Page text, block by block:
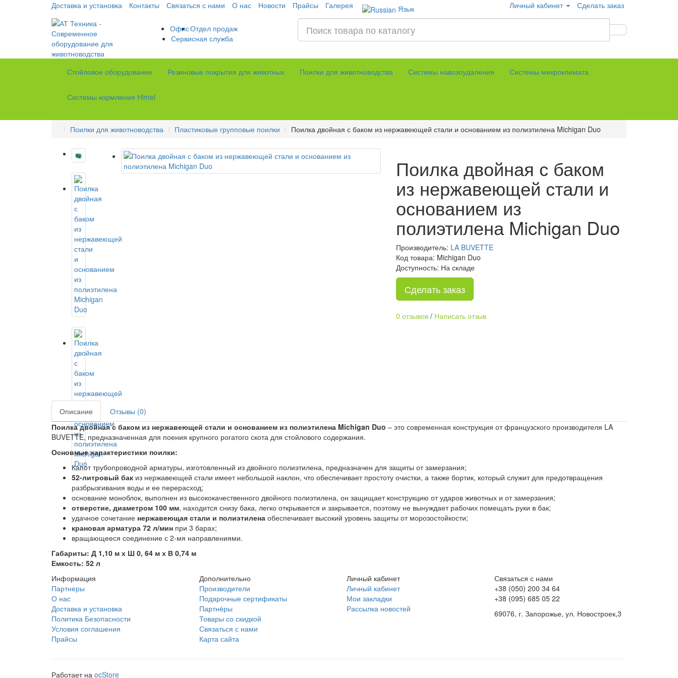
Доставка и установка Контакты Связаться с нами О нас Новости Прайсы Галерея Язык Личный кабинет Сделать заказ
ОфисОтдел продаж
Сервисная служба
Стойловое оборудование Резиновые покрытия для животных Поилки для животноводства Системы навозоудаления Системы микроклимата
Системы кормления Himel
Поилки для животноводства Пластиковые групповые поилки Поилка двойная с баком из нержавеющей стали и основанием из полиэтилена Michigan Duo
Поилка двойная с баком
из нержавеющей стали и
основанием из
полиэтилена Michigan Duo
Производитель: LA BUVETTE
Код товара: Michigan Duo
Доступность: На складе
Сделать заказ
0 отзывов/ Написать отзыв
Описание
Отзывы (0)
Поилка двойная с баком из нержавеющей стали и основанием из полиэтилена Michigan Duo – это современная конструкция от французского производителя LA
BUVETTE, предназначенная для поения крупного рогатого скота для стойлового содержания.
Основные характеристики поилки:
Капот трубопроводной арматуры, изготовленный из двойного полиэтилена, предназначен для защиты от замерзания;
52-литровый бак из нержавеющей стали имеет небольшой наклон, что обеспечивает простоту очистки, а также бортик, который служит для предотвращения
разбрызгивания воды и ее перерасход;
основание моноблок, выполнен из высококачественного двойного полиэтилена, он защищает конструкцию от ударов животных и от замерзания;
отверстие, диаметром 100 мм, находится снизу бака, легко открывается и закрывается, поэтому не вынуждает рабочих помещать руки в бак;
удачное сочетание нержавеющая стали и полиэтилена обеспечивает высокий уровень защиты от морозостойкости;
крановая арматура 72 л/мин при 3 барах;
вращающееся соединение с 2-мя направлениями.
Габариты: Д 1,10 м х Ш 0, 64 м х В 0,74 м
Емкость: 52 л
Информация
Партнеры
О нас
Доставка и установка
Политика Безопасности
Условия соглашения
Прайсы
Дополнительно
Производители
Подарочные сертификаты
Партнёры
Товары со скидкой
Связаться с нами
Карта сайта
Личный кабинет
Личный кабинет
Мои закладки
Рассылка новостей
Связаться с нами
+38 (050) 200 34 64
+38 (095) 685 05 22
69076, г. Запорожье, ул. Новостроек,3
Работает на ocStore